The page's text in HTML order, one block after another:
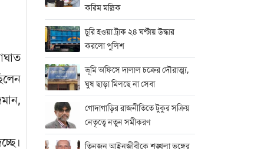
করিম মল্লিক
চুরি হওয়া ট্রাক ২৪ ঘণ্টায় উদ্ধার
করলো পুলিশ
ভূমি অফিসে দালাল চক্রের দৌরাত্ম্য,
ঘুষ ছাড়া মিলছে না সেবা
গোদাগাড়ির রাজনীতিতে টুকুর সক্রিয়
নেতৃত্বে নতুন সমীকরণ
তিনজন আইনজীবীকে শৃঙ্খলা ভঙ্গের